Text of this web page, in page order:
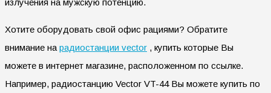
Хотите оборудовать свой офис рациями? Обратите
внимание на радиостанции vector , купить которые Вы
можете в интернет магазине, расположенном по ссылке.
Например, радиостанцию Vector VT-44 Вы можете купить по